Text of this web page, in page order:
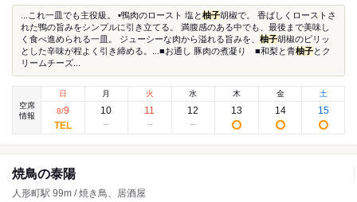
...これ一皿でも主役級。 ▪️鴨肉のロースト 塩と柚子胡椒で。 香ばしくローストさ
れた鴨の旨みをシンプルに引き立てる。 満腹感のある中でも、最後まで美味し
く食べ進められる一皿。 ジューシーな肉から溢れる旨みを、 柚子胡椒のピリッ
とした辛味が程よく引き締める。...■お通し 豚肉の煮凝り ■和梨と青柚子とク
リームチーズ...
空席
情報
日
8/9
月
10
火
11
水
12
木
13
金
14
土
15
焼鳥の泰陽
人形町駅 99m / 焼き鳥、居酒屋